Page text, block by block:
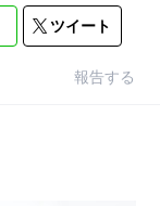
ツイート
報告する